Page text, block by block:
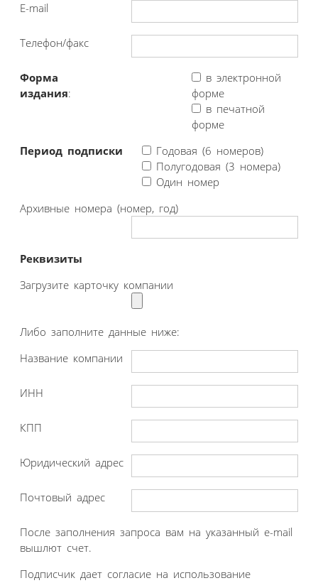
E-mail
Телефон/факс
Форма
издания:
в электронной
форме
в печатной
форме
Период подписки
Годовая (6 номеров)
Полугодовая (3 номера)
Один номер
Архивные номера (номер, год)
Реквизиты
Загрузите карточку компании
Либо заполните данные ниже:
Название компании
ИНН
КПП
Юридический адрес
Почтовый адрес
После заполнения запроса вам на указанный e-mail
вышлют счет.
Подписчик дает согласие на использование